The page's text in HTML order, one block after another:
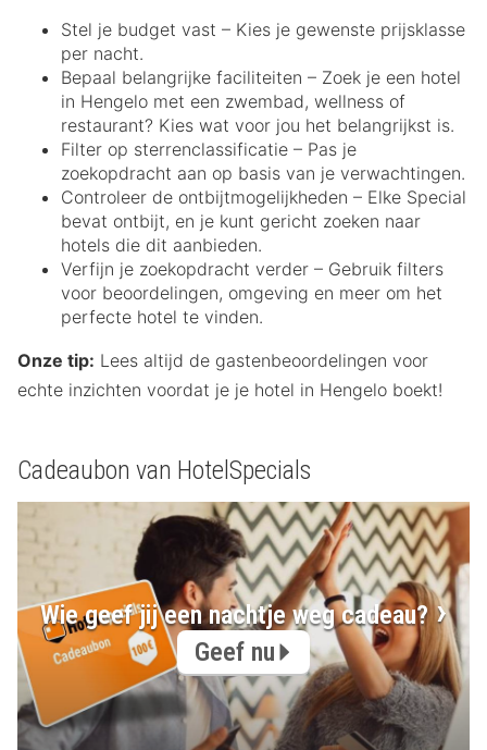
Stel je budget vast – Kies je gewenste prijsklasse
per nacht.
Bepaal belangrijke faciliteiten – Zoek je een hotel
in Hengelo met een zwembad, wellness of
restaurant? Kies wat voor jou het belangrijkst is.
Filter op sterrenclassificatie – Pas je
zoekopdracht aan op basis van je verwachtingen.
Controleer de ontbijtmogelijkheden – Elke Special
bevat ontbijt, en je kunt gericht zoeken naar
hotels die dit aanbieden.
Verfijn je zoekopdracht verder – Gebruik filters
voor beoordelingen, omgeving en meer om het
perfecte hotel te vinden.
Onze tip: Lees altijd de gastenbeoordelingen voor
echte inzichten voordat je je hotel in Hengelo boekt!
Cadeaubon van HotelSpecials
Wie geef jij een nachtje weg cadeau?
Geef nu